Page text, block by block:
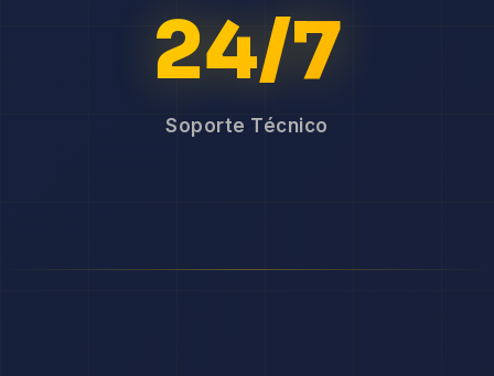
24/7
Soporte Técnico